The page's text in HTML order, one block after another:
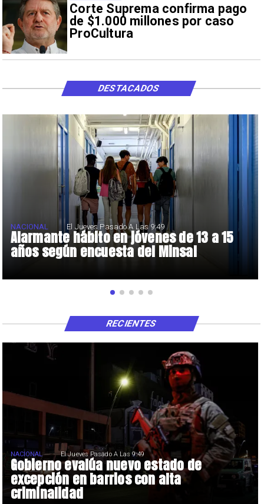
Corte Suprema confirma pago
de $1.000 millones por caso
ProCultura
Alarmante hábito en jóvenes de 13 a 15
años según encuesta del Minsal
NACIONAL El Jueves Pasado A Las 9:49
DESTACADOS
Gobierno evalúa nuevo estado de
excepción en barrios con alta
criminalidad
NACIONAL El Jueves Pasado A Las 9:49
RECIENTES